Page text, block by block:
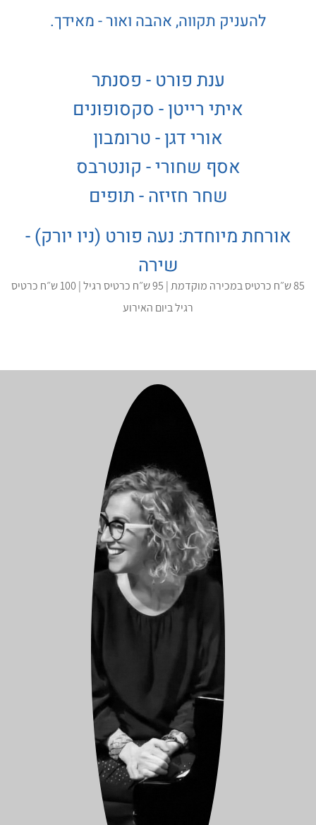
להעניק תקווה, אהבה ואור - מאידך.
ענת פורט - פסנתר
איתי רייטן - סקסופונים
אורי דגן - טרומבון
אסף שחורי - קונטרבס
שחר חזיזה - תופים
אורחת מיוחדת: נעה פורט (ניו יורק) -
שירה
85 ש״ח כרטיס במכירה מוקדמת | 95 ש״ח כרטיס רגיל | 100 ש״ח כרטיס
רגיל ביום האירוע